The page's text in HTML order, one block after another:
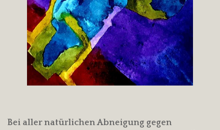
Bei aller natürlichen Abneigung gegen